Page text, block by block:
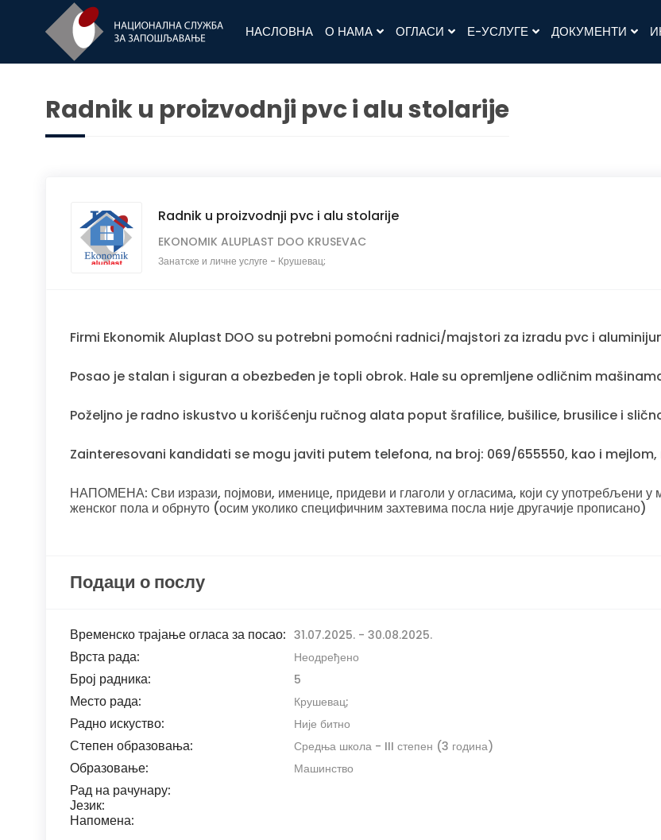
НАСЛОВНА О НАМА ОГЛАСИ Е-УСЛУГЕ ДОКУМЕНТИ
Radnik u proizvodnji pvc i alu stolarije
Radnik u proizvodnji pvc i alu stolarije
EKONOMIK ALUPLAST DOO KRUSEVAC
Занатске и личне услуге - Крушевац;
Firmi Ekonomik Aluplast DOO su potrebni pomoćni radnici/majstori za izradu pvc i
Posao je stalan i siguran a obezbeđen je topli obrok. Hale su opremljene odličnim
Poželjno je radno iskustvo u korišćenju ručnog alata poput šrafilice, bušilice, brusilice i
Zainteresovani kandidati se mogu javiti putem telefona, na broj: 069/655550, kao i
НАПОМЕНА: Сви изрази, појмови, именице, придеви и глаголи у огласима, који су употребљени у
женског пола и обрнуто (осим уколико специфичним захтевима посла није другачије прописано)
Подаци о послу
Временско трајање огласа за посао: 31.07.2025. - 30.08.2025.
Врста рада: Неодређено
Број радника: 5
Место рада: Крушевац;
Радно искуство: Није битно
Степен образовања: Средња школа - III степен (3 година)
Образовање: Машинство
Рад на рачунару:
Језик:
Напомена: